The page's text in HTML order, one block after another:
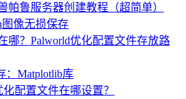
帕鲁服务器创建教程（超简单）
图像无损保存
哪？Palworld优化配置文件存放路
：Matplotlib库
配置文件在哪设置？